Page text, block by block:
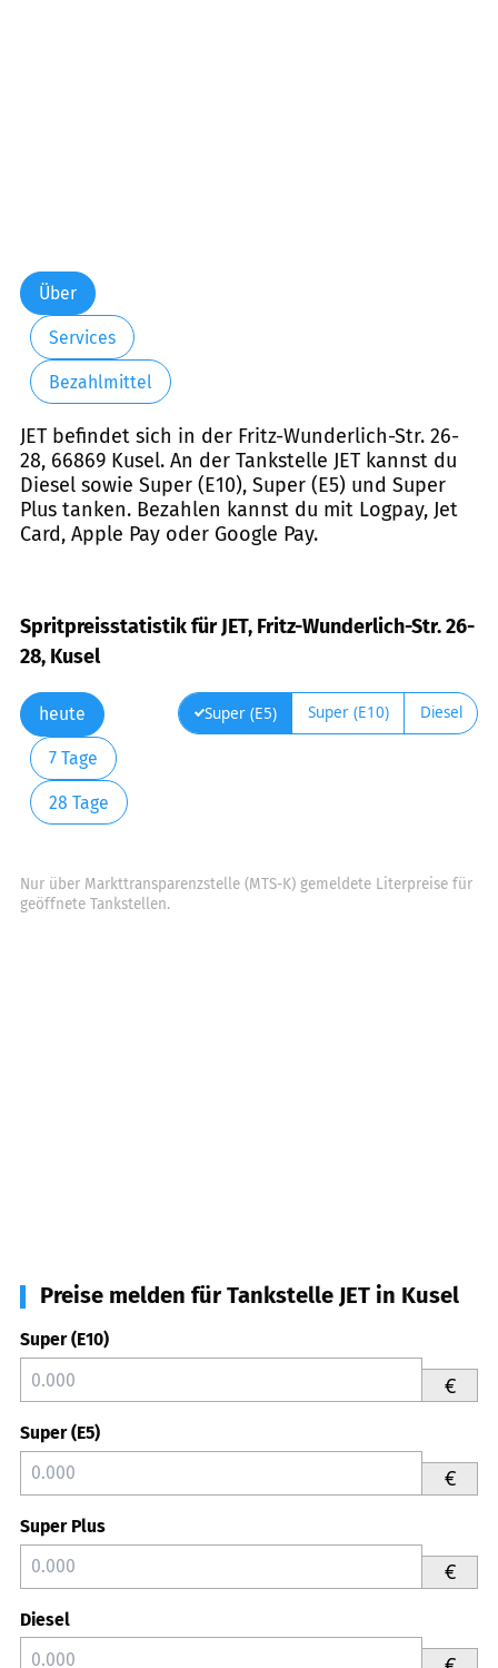
Über
Services
Bezahlmittel
JET befindet sich in der Fritz-Wunderlich-Str. 26-
28, 66869 Kusel. An der Tankstelle JET kannst du
Diesel sowie Super (E10), Super (E5) und Super
Plus tanken. Bezahlen kannst du mit Logpay, Jet
Card, Apple Pay oder Google Pay.
Spritpreisstatistik für JET, Fritz-Wunderlich-Str. 26-
28, Kusel
heute
7 Tage
28 Tage
Super (E5) Super (E10) Diesel
Nur über Markttransparenzstelle (MTS-K) gemeldete Literpreise für
geöffnete Tankstellen.
Preise melden für Tankstelle JET in Kusel
Super (E10)
€
Super (E5)
€
Super Plus
€
Diesel